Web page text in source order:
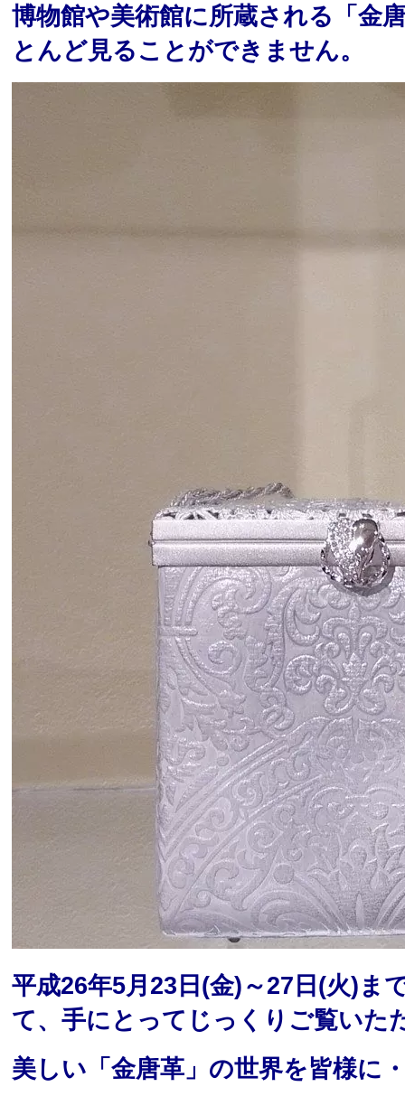
博物館や美術館に所蔵される「金
とんど見ることができません。
平成26年5月23日(金)～27日(火)ま
て、手にとってじっくりご覧いた
美しい「金唐革」の世界を皆様に